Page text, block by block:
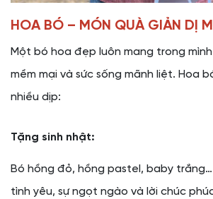
HOA BÓ – MÓN QUÀ GIẢN DỊ
Một bó hoa đẹp luôn mang trong
mềm mại và sức sống mãnh liệt. Hoa
nhiều dịp:
Tặng sinh nhật:
Bó hồng đỏ, hồng pastel, baby
tình yêu, sự ngọt ngào và lời chúc